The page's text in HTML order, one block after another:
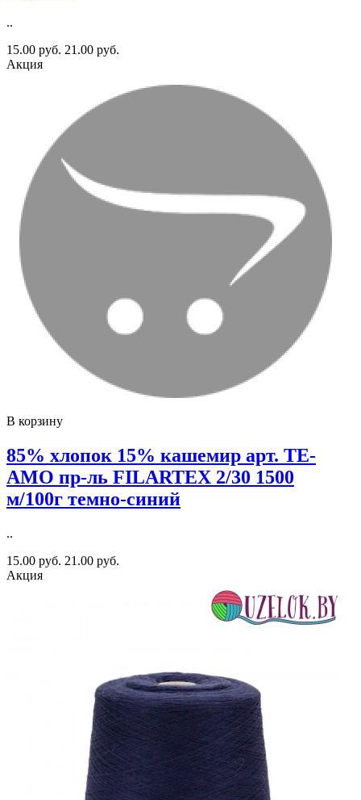
..
15.00 руб. 21.00 руб.
Акция
В корзину
85% хлопок 15% кашемир арт. TE-
AMO пр-ль FILARTEX 2/30 1500
м/100г темно-синий
..
15.00 руб. 21.00 руб.
Акция